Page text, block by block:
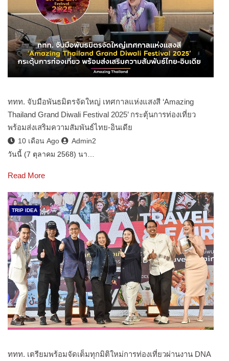
ททท. จับมือพันธมิตรจัดใหญ่ เทศกาลแห่งแสงสี ‘Amazing
Thailand Grand Diwali Festival 2025’ กระตุ้นการท่องเที่ยว
พร้อมส่งเสริมความสัมพันธ์ไทย-อินเดีย
10 เดือน Ago
Admin2
วันนี้ (7 ตุลาคม 2568) นา…
Read More
TRIP IDEA
ททท. เตรียมพร้อมจัดเต็มทุกมิติใหม่การท่องเที่ยวผ่านงาน DNA